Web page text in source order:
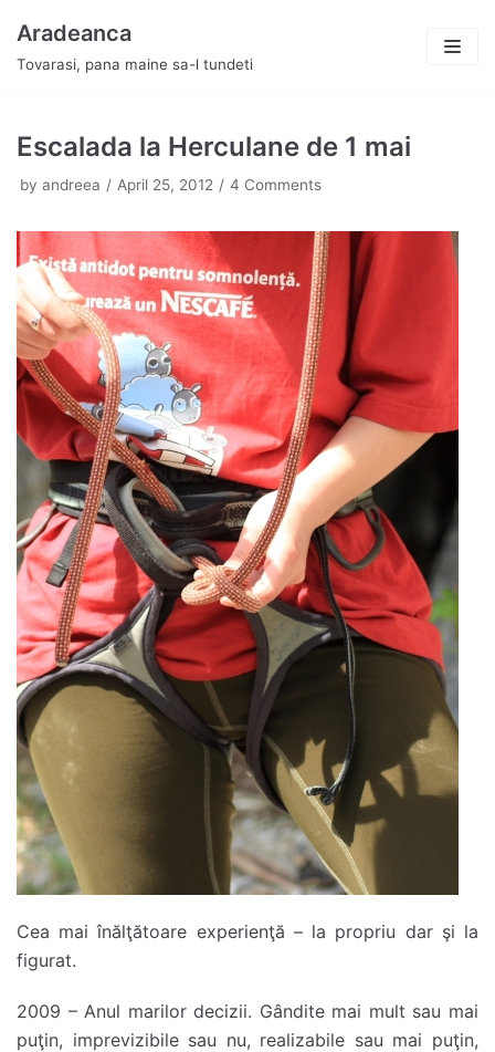
Skip
to
Aradeanca
Tovarasi, pana maine sa-l tundeti
Escalada la Herculane de 1 mai
by andreea April 25, 2012 4 Comments
Cea mai înălţătoare experienţă – la propriu dar şi la
figurat.
2009 – Anul marilor decizii. Gândite mai mult sau mai
puţin, imprevizibile sau nu, realizabile sau mai puţin,